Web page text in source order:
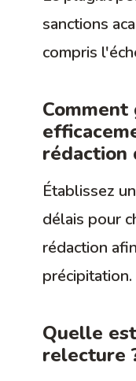
sanctions
compris
rédaction
Établissez
délais pour
rédaction
précipitation.
Quelle
relecture